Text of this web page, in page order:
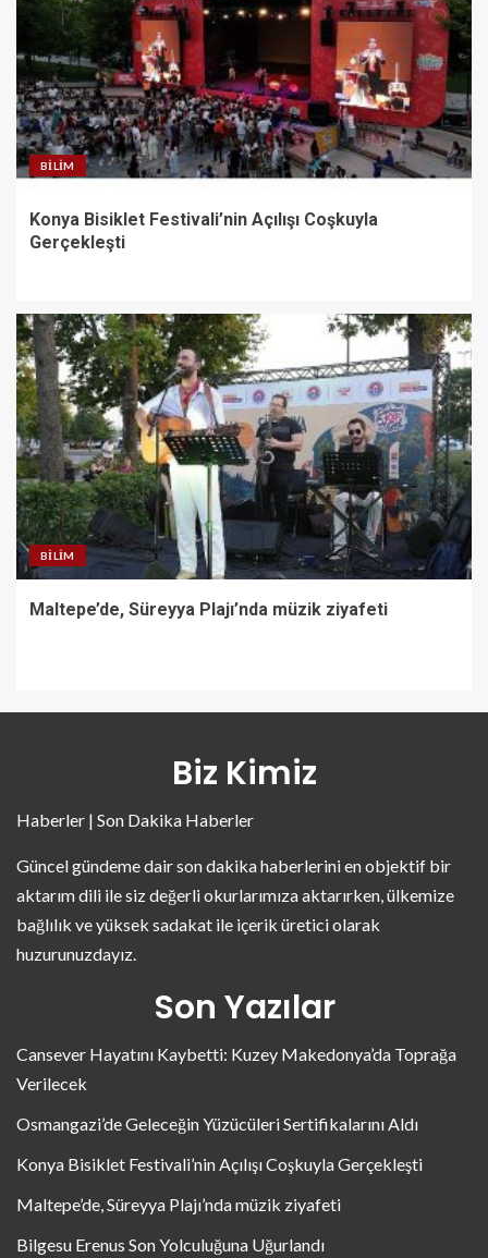
BILIM
Konya Bisiklet Festivali’nin Açılışı Coşkuyla
Gerçekleşti
BILIM
Maltepe’de, Süreyya Plajı’nda müzik ziyafeti
Biz Kimiz
Haberler | Son Dakika Haberler
Güncel gündeme dair son dakika haberlerini en objektif bir
aktarım dili ile siz değerli okurlarımıza aktarırken, ülkemize
bağlılık ve yüksek sadakat ile içerik üretici olarak
huzurunuzdayız.
Son Yazılar
Cansever Hayatını Kaybetti: Kuzey Makedonya’da Toprağa
Verilecek
Osmangazi’de Geleceğin Yüzücüleri Sertifikalarını Aldı
Konya Bisiklet Festivali’nin Açılışı Coşkuyla Gerçekleşti
Maltepe’de, Süreyya Plajı’nda müzik ziyafeti
Bilgesu Erenus Son Yolculuğuna Uğurlandı